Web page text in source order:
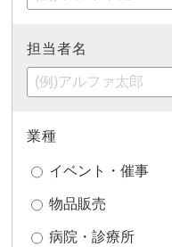
担当者名
業種
イベント・催事
物品販売
病院・診療所